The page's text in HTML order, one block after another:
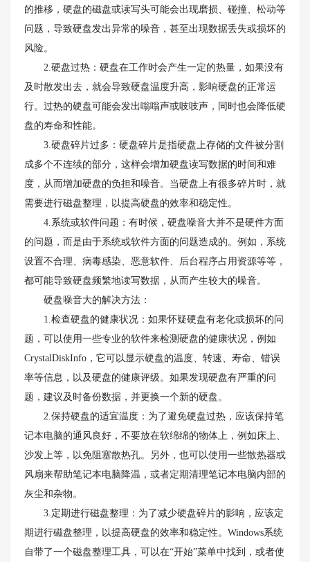
的推移，硬盘的磁盘或读写头可能会出现磨损、碰撞、松动等
问题，导致硬盘发出异常的噪音，甚至出现数据丢失或损坏的
风险。
2.硬盘过热：硬盘在工作时会产生一定的热量，如果没有
及时散发出去，就会导致硬盘温度升高，影响硬盘的正常运
行。过热的硬盘可能会发出嗡嗡声或吱吱声，同时也会降低硬
盘的寿命和性能。
3.硬盘碎片过多：硬盘碎片是指硬盘上存储的文件被分割
成多个不连续的部分，这样会增加硬盘读写数据的时间和难
度，从而增加硬盘的负担和噪音。当硬盘上有很多碎片时，就
需要进行磁盘整理，以提高硬盘的效率和稳定性。
4.系统或软件问题：有时候，硬盘噪音大并不是硬件方面
的问题，而是由于系统或软件方面的问题造成的。例如，系统
设置不合理、病毒感染、恶意软件、后台程序占用资源等等，
都可能导致硬盘频繁地读写数据，从而产生较大的噪音。
硬盘噪音大的解决方法：
1.检查硬盘的健康状况：如果怀疑硬盘有老化或损坏的问
题，可以使用一些专业的软件来检测硬盘的健康状况，例如
CrystalDiskInfo，它可以显示硬盘的温度、转速、寿命、错误
率等信息，以及硬盘的健康评级。如果发现硬盘有严重的问
题，建议及时备份数据，并更换一个新的硬盘。
2.保持硬盘的适宜温度：为了避免硬盘过热，应该保持笔
记本电脑的通风良好，不要放在软绵绵的物体上，例如床上、
沙发上等，以免阻塞散热孔。另外，也可以使用一些散热器或
风扇来帮助笔记本电脑降温，或者定期清理笔记本电脑内部的
灰尘和杂物。
3.定期进行磁盘整理：为了减少硬盘碎片的影响，应该定
期进行磁盘整理，以提高硬盘的效率和稳定性。Windows系统
自带了一个磁盘整理工具，可以在“开始”菜单中找到，或者使